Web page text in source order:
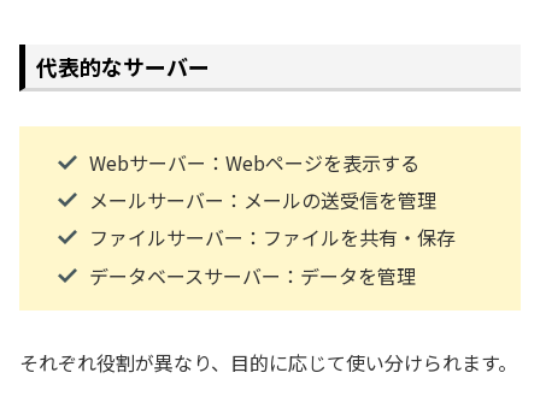
代表的なサーバー
Webサーバー：Webページを表示する
メールサーバー：メールの送受信を管理
ファイルサーバー：ファイルを共有・保存
データベースサーバー：データを管理
それぞれ役割が異なり、目的に応じて使い分けられます。